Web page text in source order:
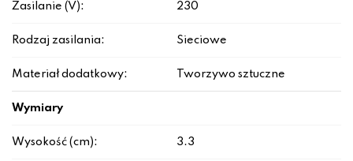
Zasilanie (V): 230
Rodzaj zasilania: Sieciowe
Materiał dodatkowy: Tworzywo sztuczne
Wymiary
Wysokość (cm): 3.3